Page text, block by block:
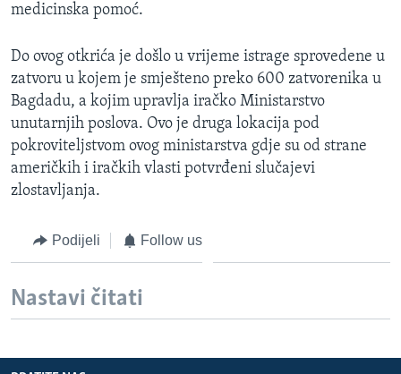
O GLASU AMERIKE
Learning English
PRATITE NAS
Jezici
medicinska pomoć.
Do ovog otkrića je došlo u vrijeme istrage sprovedene u
zatvoru u kojem je smješteno preko 600 zatvorenika u
Bagdadu, a kojim upravlja iračko Ministarstvo
unutarnjih poslova. Ovo je druga lokacija pod
pokroviteljstvom ovog ministarstva gdje su od strane
američkih i iračkih vlasti potvrđeni slučajevi
zlostavljanja.
Podijeli Follow us
Nastavi čitati